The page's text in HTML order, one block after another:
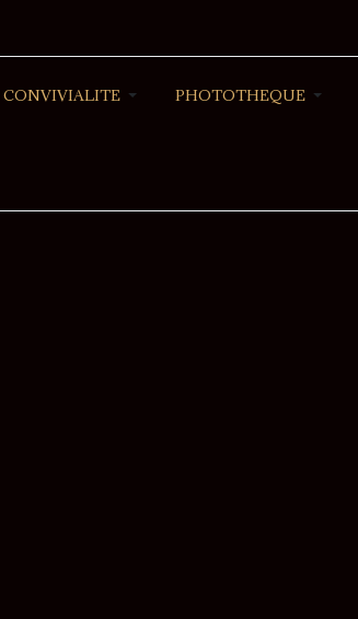
CONVIVIALITE PHOTOTHEQUE